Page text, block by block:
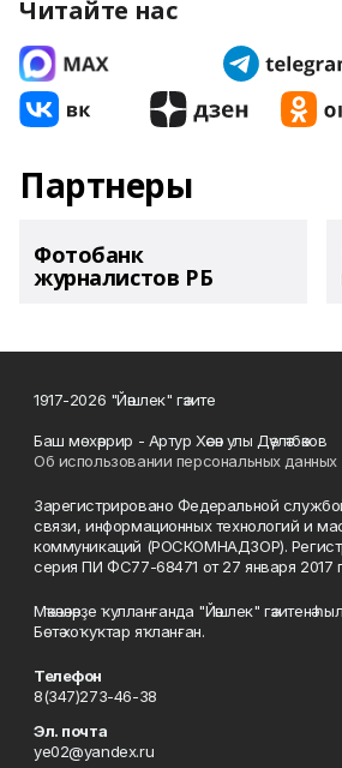
Читайте нас
Партнеры
Фотобанк
журналистов РБ
1917-2026 "Йәшлек" гәзите
Баш мөхәррир - Артур Хәсән улы Дәүләтбәков
Об использовании персональных данных
Зарегистрировано Федеральной
связи, информационных технологий и
коммуникаций (РОСКОМНАДЗОР).
серия ПИ ФС77-68471 от 27 января 2017
Мәҡәләләрҙе ҡулланғанда "Йәшлек" гәзитенә
Бөтә хоҡуҡтар яҡланған.
Телефон
8(347)273-46-38
Эл. почта
ye02@yandex.ru